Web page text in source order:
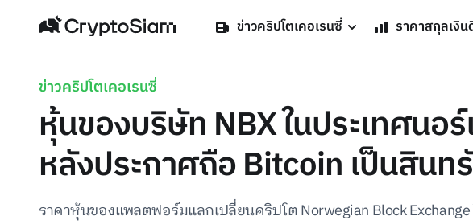
ข่าวคริปโตเคอเรนซี่ ราคาสกุลเงิ
ข่าวคริปโตเคอเรนซี่
หุ้นของบริษัท NBX ในประเทศนอ
หลังประกาศถือ Bitcoin เป็นสินท
ราคาหุ้นของแพลตฟอร์มแลกเปลี่ยนคริปโต Norwegian Block